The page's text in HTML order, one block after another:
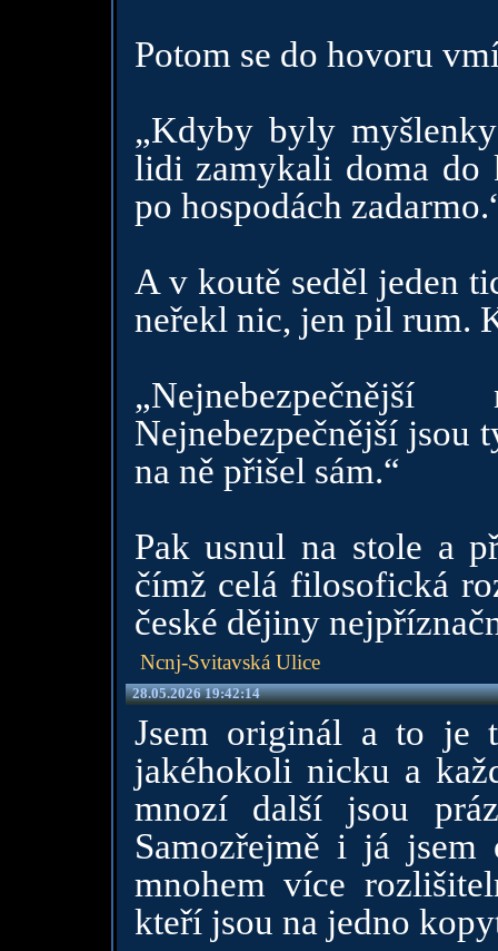
Potom se do hovoru
„Kdyby byly
lidi zamykali doma do
po hospodách
A v koutě seděl jeden
neřekl nic, jen pil rum.
Nejnebezpečnější jsou
na ně přišel sám.“
Pak usnul na stole a
čímž celá filosofická
české dějiny
Ncnj-Svitavská Ulice
28.05.2026 19:42:14
Jsem originál a to je
jakéhokoli nicku a
mnozí další jsou
Samozřejmě i já
mnohem více
kteří jsou na jedno